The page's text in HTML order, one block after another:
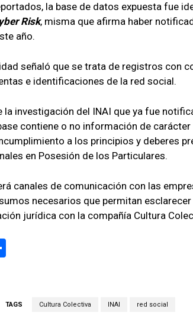
, la base de datos expuesta fue
Risk, misma que afirma haber
año.
señaló que se trata de registros con
e identificaciones de la red social.
la investigación del INAI que ya fue
contiene o no información de carácter
a los principios y deberes
en Posesión de los Particulares.
canales de comunicación con las
necesarios que permitan esclarecer
jurídica con la compañía Cultura
p
TAGS Cultura Colectiva INAI red social